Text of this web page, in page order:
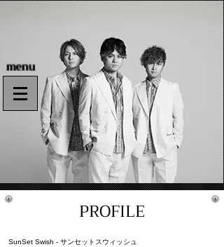
menu
PROFILE
SunSet Swish - サンセットスウィッシュ